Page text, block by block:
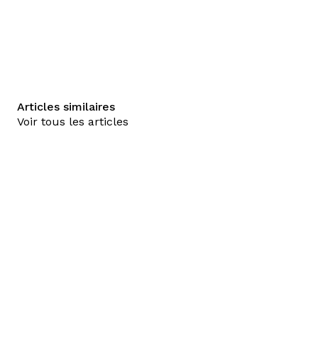
Articles similaires
Voir tous les articles